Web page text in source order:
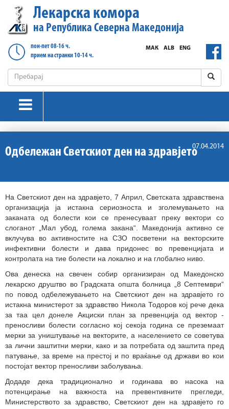
Лекарска комора
на Република Северна Македонија
пон-пет 08-16 ч.
прием на странки 10-14 ч.
ENG
ALB
МАК
07.04.2014
Одбележан Светскиот ден на здравјето
На Светскиот ден на здравјето, 7 Април, Светската здравствена
организација ја истакнa сериозноста и зголемувањето на
заканата од болести кои се пренесуваат преку вектори со
слоганот „Мал убод, голема закана“. Македонија активно се
вклучува во активностите на СЗО посветени на векторските
инфективни болести и дава придонес во превенцијата и
контролата на тие болести на локално и на глобално ниво.
Ова денеска на свечен собир организиран од Македонско
лекарско друштво во Градската општа болница „8 Септември“
по повод одбележувањето на Светскиот ден на здравјето го
истакна министерот за здравство Никола Тодоров кој рече дека
за таа цел донеле Акциски план за превенција од вектор -
преносливи болести согласно кој секоја година се преземаат
мерки за уништување на векторите, а населението се советува
за лични заштитни мерки, како и за потребата од заштита пред
патување, за време на престој и по враќање од држави во кои
постојат вектор преносливи заболувања.
Додаде дека традиционално и годинава во насока на
потенцирање на важноста на превентивните прегледи,
Министерството за здравство, Светскиот ден на здравјето го